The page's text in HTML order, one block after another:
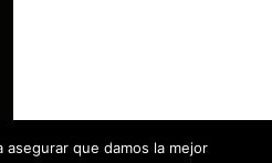
asegurar que damos la mejor